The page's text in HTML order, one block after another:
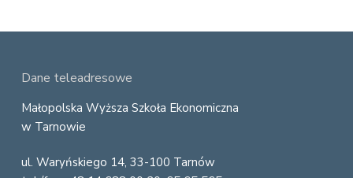
Dane teleadresowe
Małopolska Wyższa Szkoła Ekonomiczna
w Tarnowie
ul. Waryńskiego 14, 33-100 Tarnów